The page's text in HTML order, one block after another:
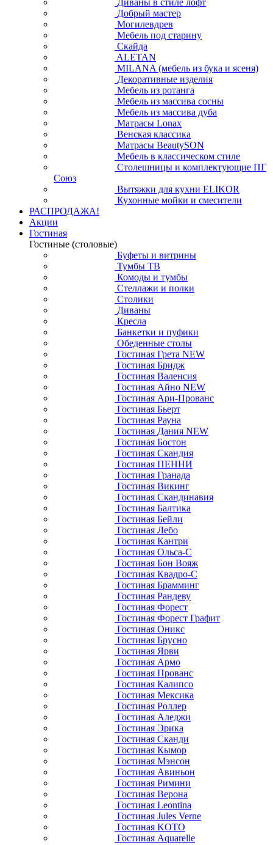
Добрый мастер
Могилевдрев
Мебель под старину
Скайда
ALETAN
MILANA (мебель из бука и ясеня)
Декоративные изделия
Мебель из ротанга
Мебель из массива сосны
Мебель из массива дуба
Матрасы Lonax
Венская классика
Матрасы BeautySON
Мебель в классическом стиле
Столешницы и комплектующие ПГ
Союз
Вытяжки для кухни ELIKOR
Кухонные мойки и смесители
РАСПРОДАЖА!
Акции
Гостиная
Гостиные (столовые)
Буфеты и витрины
Тумбы ТВ
Комоды и тумбы
Стеллажи и полки
Столики
Диваны
Кресла
Банкетки и пуфики
Обеденные столы
Гостиная Грета NEW
Гостиная Бридж
Гостиная Валенсия
Гостиная Айно NEW
Гостиная Ари-Прованс
Гостиная Бьерт
Гостиная Рауна
Гостиная Дания NEW
Гостиная Бостон
Гостиная Скандия
Гостиная ПЕННИ
Гостиная Гранада
Гостиная Викинг
Гостиная Скандинавия
Гостиная Балтика
Гостиная Бейли
Гостиная Лебо
Гостиная Кантри
Гостиная Ольса-С
Гостиная Бон Вояж
Гостиная Квадро-С
Гостиная Брамминг
Гостиная Рандеву
Гостиная Форест
Гостиная Форест Графит
Гостиная Оникс
Гостиная Брусно
Гостиная Ярви
Гостиная Армо
Гостиная Прованс
Гостиная Калипсо
Гостиная Мексика
Гостиная Роллер
Гостиная Аледжи
Гостиная Эрика
Гостиная Сканди
Гостиная Кымор
Гостиная Мэнсон
Гостиная Авиньон
Гостиная Римини
Гостиная Верона
Гостиная Leontina
Гостиная Jules Verne
Гостиная KOTO
Гостиная Aquarelle